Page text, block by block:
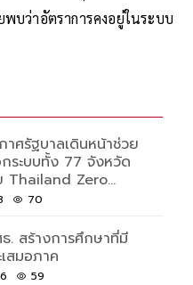
บว่าอัตราการคงอยู่ในระบบ
าศรัฐบาลเดินหน้าช่วย
ระบบทั้ง 77 จังหวัด
Thailand Zero
70
. สร้างการศึกษาที่มี
สมอภาค
59